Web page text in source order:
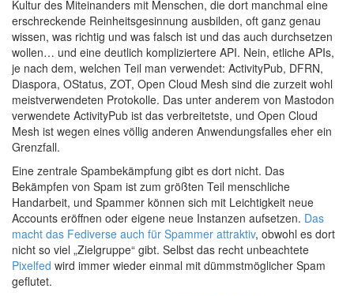
Kultur des Miteinanders mit Menschen, die dort manchmal eine
erschreckende Reinheitsgesinnung ausbilden, oft ganz genau
wissen, was richtig und was falsch ist und das auch durchsetzen
wollen… und eine deutlich kompliziertere API. Nein, etliche APIs,
je nach dem, welchen Teil man verwendet: ActivityPub, DFRN,
Diaspora, OStatus, ZOT, Open Cloud Mesh sind die zurzeit wohl
meistverwendeten Protokolle. Das unter anderem von Mastodon
verwendete ActivityPub ist das verbreitetste, und Open Cloud
Mesh ist wegen eines völlig anderen Anwendungsfalles eher ein
Grenzfall.
Eine zentrale Spambekämpfung gibt es dort nicht. Das
Bekämpfen von Spam ist zum größten Teil menschliche
Handarbeit, und Spammer können sich mit Leichtigkeit neue
Accounts eröffnen oder eigene neue Instanzen aufsetzen. Das
macht das Fediverse auch für Spammer attraktiv, obwohl es dort
nicht so viel „Zielgruppe“ gibt. Selbst das recht unbeachtete
Pixelfed wird immer wieder einmal mit dümmstmöglicher Spam
geflutet.